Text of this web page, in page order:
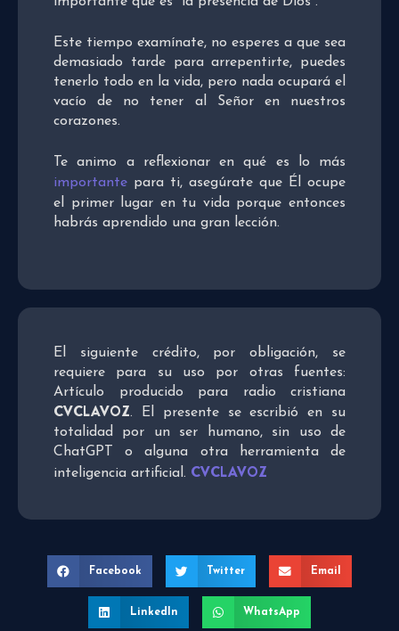
Este tiempo examínate, no esperes a que sea
demasiado tarde para arrepentirte, puedes
tenerlo todo en la vida, pero nada ocupará el
vacío de no tener al Señor en nuestros
corazones.
Te animo a reflexionar en qué es lo más
importante para ti, asegúrate que Él ocupe
el primer lugar en tu vida porque entonces
habrás aprendido una gran lección.
El siguiente crédito, por obligación, se
requiere para su uso por otras fuentes:
Artículo producido para radio cristiana
CVCLAVOZ. El presente se escribió en su
totalidad por un ser humano, sin uso de
ChatGPT o alguna otra herramienta de
inteligencia artificial. CVCLAVOZ
Facebook Twitter Email
LinkedIn WhatsApp